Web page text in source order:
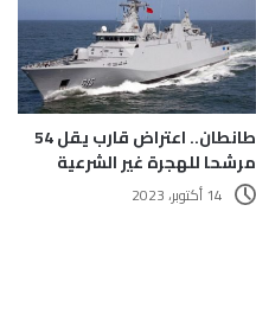
طانطان.. اعتراض قارب يقل 54
مرشحا للهجرة غير الشرعية
14 أكتوبر، 2023